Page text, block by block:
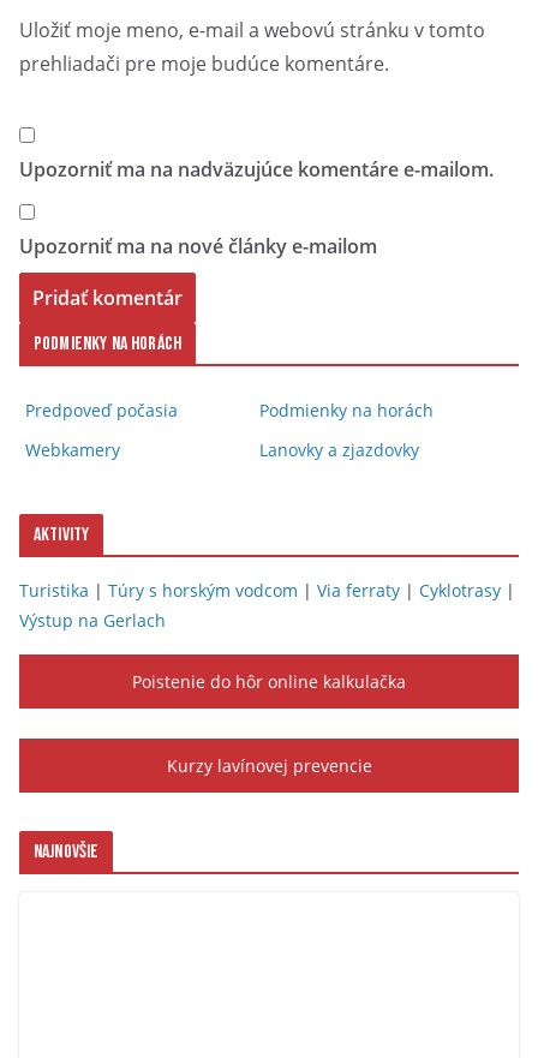
Uložiť moje meno, e-mail a webovú stránku v tomto
prehliadači pre moje budúce komentáre.
Upozorniť ma na nadväzujúce komentáre e-mailom.
Upozorniť ma na nové články e-mailom
Podmienky na horách
Predpoveď počasia
Webkamery
Podmienky na horách
Lanovky a zjazdovky
Aktivity
Turistika | Túry s horským vodcom | Via ferraty | Cyklotrasy |
Výstup na Gerlach
Poistenie do hôr online kalkulačka
Kurzy lavínovej prevencie
Najnovšie